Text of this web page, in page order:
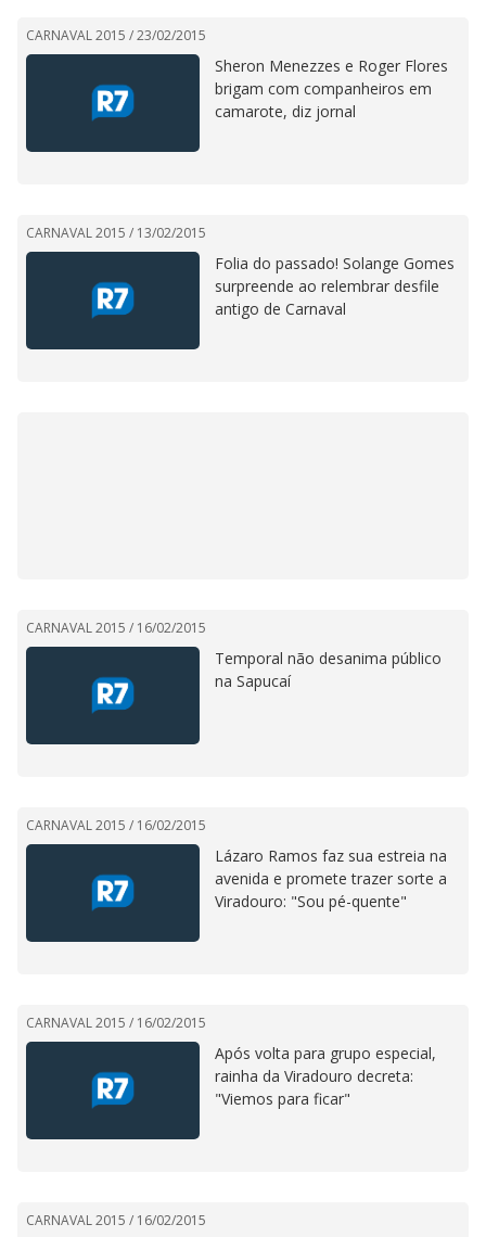
CARNAVAL 2015 /23/02/2015
Sheron Menezzes e Roger Flores
brigam com companheiros em
camarote, diz jornal
CARNAVAL 2015 / 13/02/2015
Folia do passado! Solange Gomes
surpreende ao relembrar desfile
antigo de Carnaval
CARNAVAL 2015 / 16/02/2015
Temporal não desanima público
na Sapucaí
CARNAVAL 2015 / 16/02/2015
Lázaro Ramos faz sua estreia na
avenida e promete trazer sorte a
Viradouro: "Sou pé-quente"
CARNAVAL 2015 / 16/02/2015
Após volta para grupo especial,
rainha da Viradouro decreta:
"Viemos para ficar"
CARNAVAL 2015 / 16/02/2015